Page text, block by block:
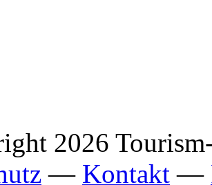
2026
— Kontakt —